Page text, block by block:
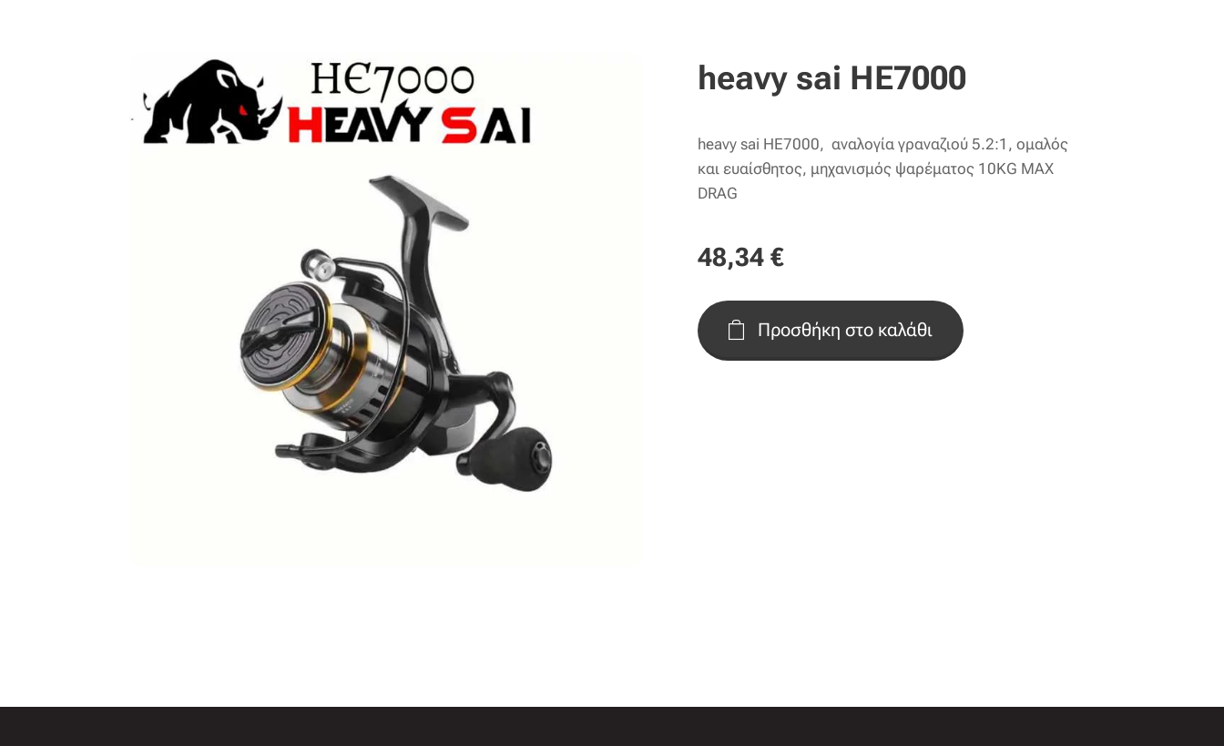
heavy sai HE7000
heavy sai HE7000, αναλογία γραναζιού 5.2:1, ομαλός
και ευαίσθητος, μηχανισμός ψαρέματος 10KG MAX
DRAG
48,34 €
Προσθήκη στο καλάθι